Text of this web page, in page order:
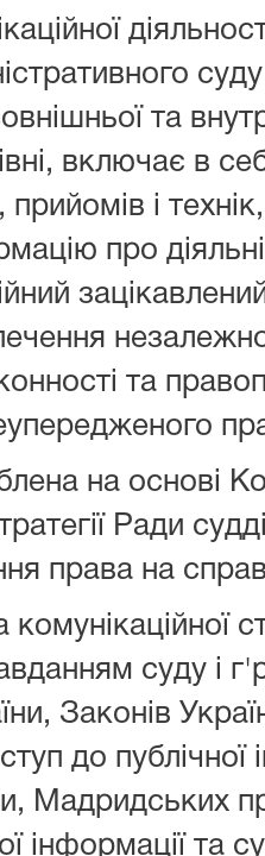
та
включає в
прийомів i
про
та
на основі
Ради
права на
суду i
Законів
до публічної
Мадридських
інформації та